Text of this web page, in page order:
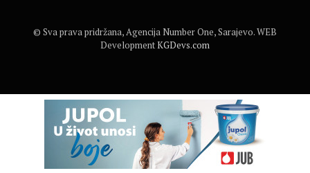
© Sva prava pridržana, Agencija Number One, Sarajevo. WEB
DevelopmentKGDevs.com